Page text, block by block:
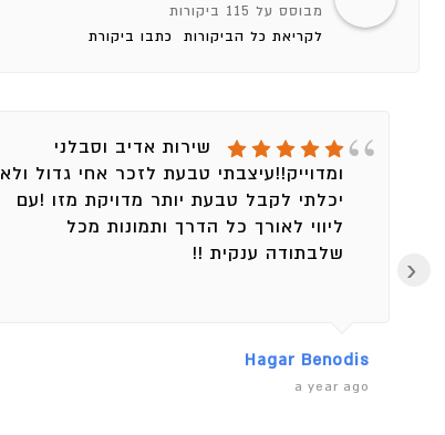
מבוסס על 115 ביקורות
לקריאת כל הביקורות
כתבו ביקורת
שירות אדיב וסבלני
ומדוייק!!עיצבתי טבעת לזכר אחי גדול ולא
יכלתי לקבל טבעת יותר מדויקת מזו !עם
ליווי לאורך כל הדרך ותמונות מכל
שלבתודה ענקית !!
Hagar Benodis
a year ago
‹